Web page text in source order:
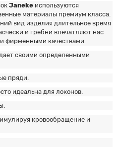
Janeke используются
материалы премиум класса.
вид изделия длительное время
и гребни впечатляют нас
фирменными качествами.
своими определенными
пряди.
идеальна для локонов.
кровообращение и